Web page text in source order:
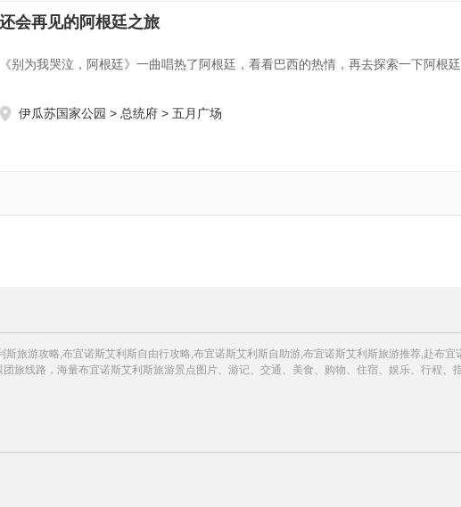
还会再见的阿根廷之旅
《别为我哭泣，阿根廷》一曲唱热了阿根廷，看看巴西的热情，再去探索一下阿根廷
伊瓜苏国家公园 > 总统府 > 五月广场
旅游攻略,布宜诺斯艾利斯自由行攻略,布宜诺斯艾利斯自助游,布宜诺斯艾利斯旅游推荐,赴布
旅线路，海量布宜诺斯艾利斯旅游景点图片、游记、交通、美食、购物、住宿、娱乐、行程